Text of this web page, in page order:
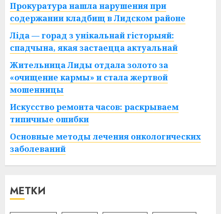
Прокуратура нашла нарушения при
содержании кладбищ в Лидском районе
Ліда — горад з унікальнай гісторыяй:
спадчына, якая застаецца актуальнай
Жительница Лиды отдала золото за
«очищение кармы» и стала жертвой
мошенницы
Искусство ремонта часов: раскрываем
типичные ошибки
Основные методы лечения онкологических
заболеваний
МЕТКИ